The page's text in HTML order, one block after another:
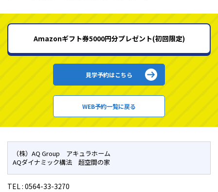
Amazonギフト券5000円分プレゼント(初回限定)
見学予約はこちら
WEB予約一覧に戻る
（株）AQ Group アキュラホーム
AQダイナミック構法 超空間の家
TEL : 0564-33-3270